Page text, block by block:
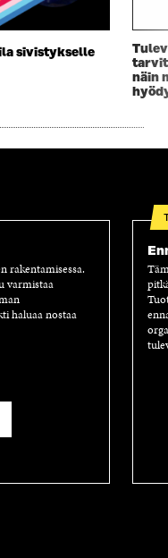
sivistykselle
näin
rakentamisessa.
varmistaa
haluaa nostaa